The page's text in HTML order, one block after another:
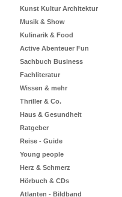
Kunst Kultur Architektur
Musik & Show
Kulinarik & Food
Active Abenteuer Fun
Sachbuch Business
Fachliteratur
Wissen & mehr
Thriller & Co.
Haus & Gesundheit
Ratgeber
Reise - Guide
Young people
Herz & Schmerz
Hörbuch & CDs
Atlanten - Bildband